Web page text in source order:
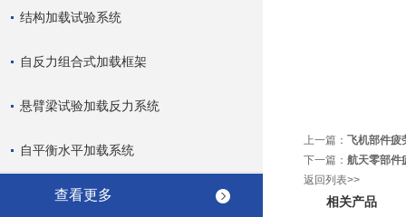
结构加载试验系统
自反力组合式加载框架
悬臂梁试验加载反力系统
自平衡水平加载系统
查看更多
上一篇： 飞机部件疲
下一篇： 航天零部件
返回列表>>
相关产品